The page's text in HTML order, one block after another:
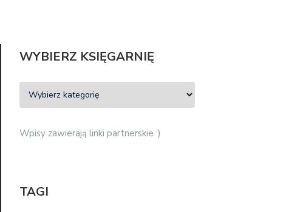
WYBIERZ KSIĘGARNIĘ
Wpisy zawierają linki partnerskie :)
TAGI